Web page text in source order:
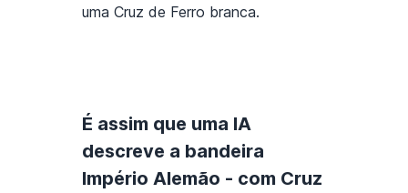
uma Cruz de Ferro branca.
É assim que uma IA
descreve a bandeira
Império Alemão - com Cruz